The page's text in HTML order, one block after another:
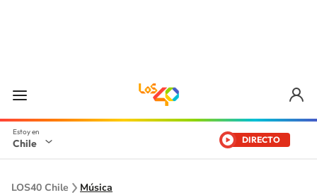
Chile DIRECTO
LOS40 Chile Música